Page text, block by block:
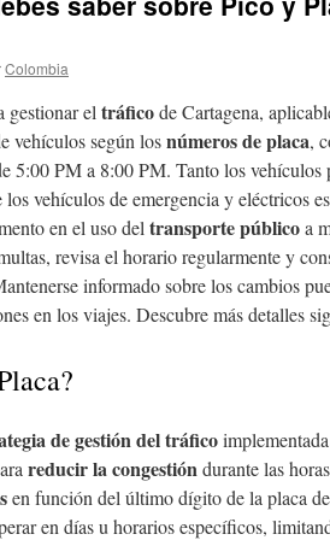
Colombia
gestionar el tráficode Cartagena,
vehículos según losnúmeros de placa,
PM a 8:00 PM. Tanto los vehículos
los vehículos de emergencia y eléctricos
en el uso del transporte públicoa
revisa el horario regularmente y
informado sobre los cambios
en los viajes. Descubre más detalles
de gestión del tráfico
reducir la congestióndurante las
en función del último dígito de la placa
en días u horarios específicos,